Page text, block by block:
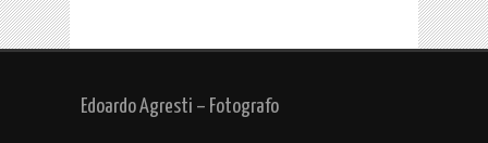
Edoardo Agresti – Fotografo